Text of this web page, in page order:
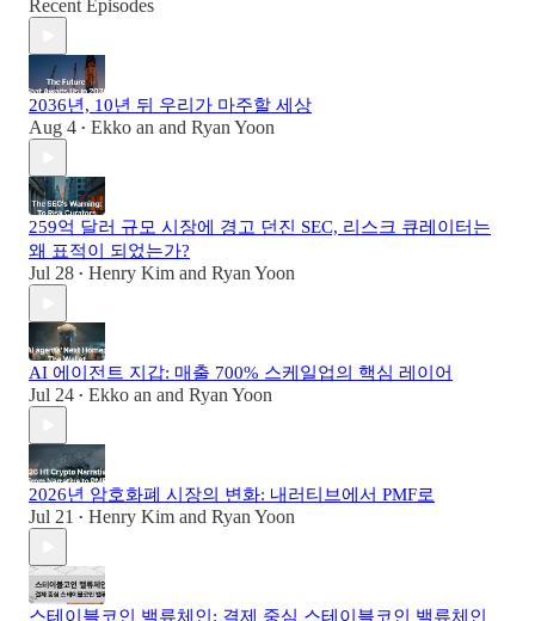
Recent Episodes
2036년, 10년 뒤 우리가 마주할 세상
Aug 4 • Ekko an and Ryan Yoon
259억 달러 규모 시장에 경고 던진 SEC, 리스크 큐레이터는
왜 표적이 되었는가?
Jul 28 • Henry Kim and Ryan Yoon
AI 에이전트 지갑: 매출 700% 스케일업의 핵심 레이어
Jul 24 • Ekko an and Ryan Yoon
2026년 암호화폐 시장의 변화: 내러티브에서 PMF로
Jul 21 • Henry Kim and Ryan Yoon
스테이블코인 밸류체인: 결제 중심 스테이블코인 밸류체인